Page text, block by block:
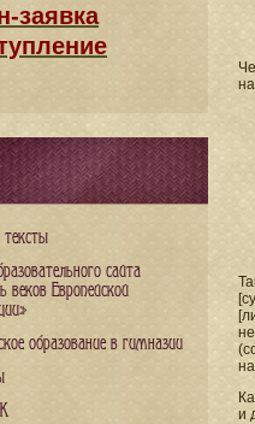
и
заявка
сайта
веков Европейской
образование в гимназии